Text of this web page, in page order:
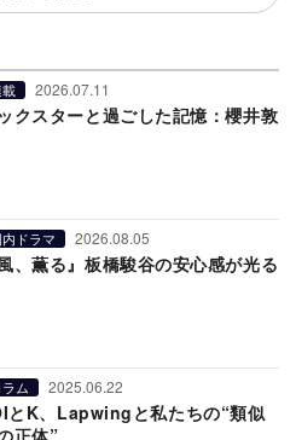
2026.07.11
クスターと過ごした記憶：櫻井敦
ドラマ 2026.08.05
風、薫る』板橋駿谷の安心感が光る
ラム 2025.06.22
とK、Lapwingと私たちの“類似
正体”